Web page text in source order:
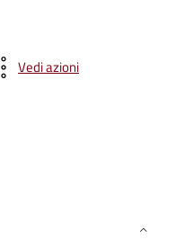
Vedi azioni